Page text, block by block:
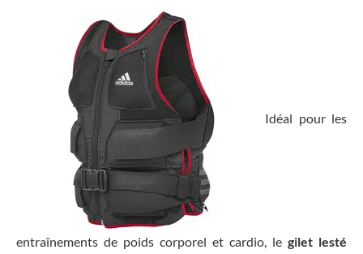
Idéal pour les
entraînements de poids corporel et cardio, le gilet lesté